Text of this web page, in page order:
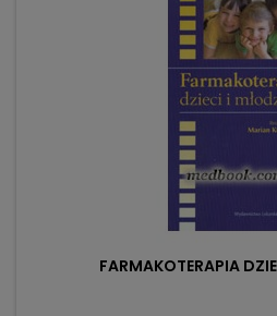
FARMAKOTERAPIA